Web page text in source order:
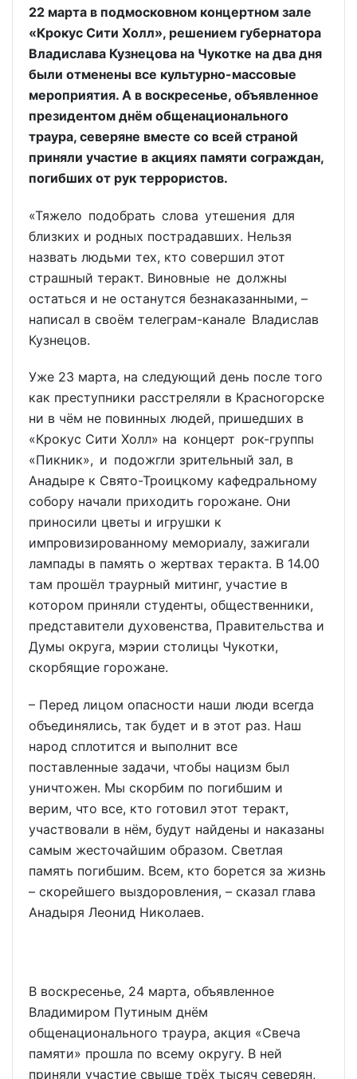
22 марта в подмосковном концертном зале
«Крокус Сити Холл», решением губернатора
Владислава Кузнецова на Чукотке на два дня
были отменены все культурно-массовые
мероприятия. А в воскресенье, объявленное
президентом днём общенационального
траура, северяне вместе со всей страной
приняли участие в акциях памяти сограждан,
погибших от рук террористов.
«Тяжело подобрать слова утешения для
близких и родных пострадавших. Нельзя
назвать людьми тех, кто совершил этот
страшный теракт. Виновные не должны
остаться и не останутся безнаказанными, –
написал в своём телеграм-канале Владислав
Кузнецов.
Уже 23 марта, на следующий день после того
как преступники расстреляли в Красногорске
ни в чём не повинных людей, пришедших в
«Крокус Сити Холл» на концерт рок-группы
«Пикник», и подожгли зрительный зал, в
Анадыре к Свято-Троицкому кафедральному
собору начали приходить горожане. Они
приносили цветы и игрушки к
импровизированному мемориалу, зажигали
лампады в память о жертвах теракта. В 14.00
там прошёл траурный митинг, участие в
котором приняли студенты, общественники,
представители духовенства, Правительства и
Думы округа, мэрии столицы Чукотки,
скорбящие горожане.
– Перед лицом опасности наши люди всегда
объединялись, так будет и в этот раз. Наш
народ сплотится и выполнит все
поставленные задачи, чтобы нацизм был
уничтожен. Мы скорбим по погибшим и
верим, что все, кто готовил этот теракт,
участвовали в нём, будут найдены и наказаны
самым жесточайшим образом. Светлая
память погибшим. Всем, кто борется за жизнь
– скорейшего выздоровления, – сказал глава
Анадыря Леонид Николаев.
В воскресенье, 24 марта, объявленное
Владимиром Путиным днём
общенационального траура, акция «Свеча
памяти» прошла по всему округу. В ней
приняли участие свыше трёх тысяч северян,